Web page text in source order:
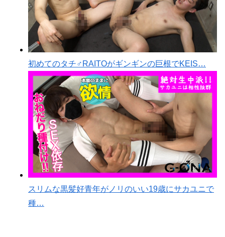
初めてのタチ♂RAITOがギンギンの巨根でKEIS…
スリムな黒髪好青年がノリのいい19歳にサカユニで
種…